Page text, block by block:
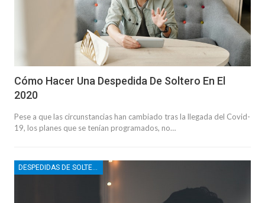
Cómo Hacer Una Despedida De Soltero En El
2020
Pese a que las circunstancias han cambiado tras la llegada del Covid-
19, los planes que se tenían programados, no…